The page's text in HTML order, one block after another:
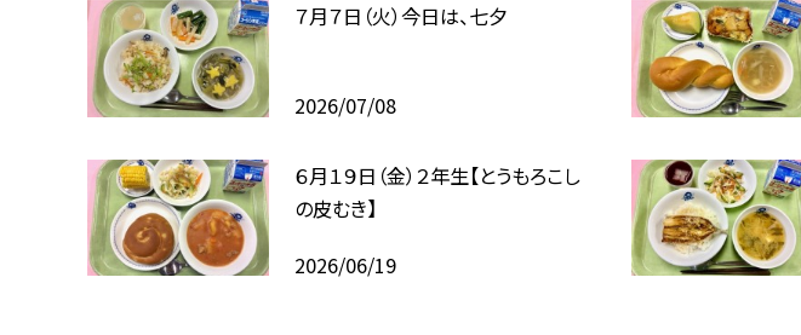
７月７日（火）今日は、七夕
2026/07/08
６月１９日（金）２年生【とうもろこし
の皮むき】
2026/06/19